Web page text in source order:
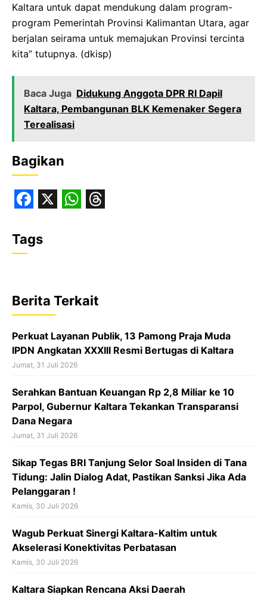
Kaltara untuk dapat mendukung dalam program-
program Pemerintah Provinsi Kalimantan Utara, agar
berjalan seirama untuk memajukan Provinsi tercinta
kita” tutupnya. (dkisp)
Baca Juga Didukung Anggota DPR RI Dapil
Kaltara, Pembangunan BLK Kemenaker Segera
Terealisasi
Bagikan
a
c
b
o
o
k
s
A
p
p
a
d
s
Tags
Berita Terkait
Perkuat Layanan Publik, 13 Pamong Praja Muda
IPDN Angkatan XXXIII Resmi Bertugas di Kaltara
Jumat, 31 Juli 2026
Serahkan Bantuan Keuangan Rp 2,8 Miliar ke 10
Parpol, Gubernur Kaltara Tekankan Transparansi
Dana Negara
Jumat, 31 Juli 2026
Sikap Tegas BRI Tanjung Selor Soal Insiden di Tana
Tidung: Jalin Dialog Adat, Pastikan Sanksi Jika Ada
Pelanggaran !
Kamis, 30 Juli 2026
Wagub Perkuat Sinergi Kaltara-Kaltim untuk
Akselerasi Konektivitas Perbatasan
Kamis, 30 Juli 2026
Kaltara Siapkan Rencana Aksi Daerah